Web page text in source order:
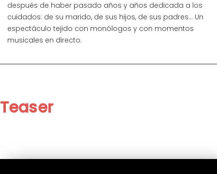
después de haber pasado años y años dedicada a los
cuidados: de su marido, de sus hijos, de sus padres… Un
espectáculo tejido con monólogos y con momentos
musicales en directo.
Teaser